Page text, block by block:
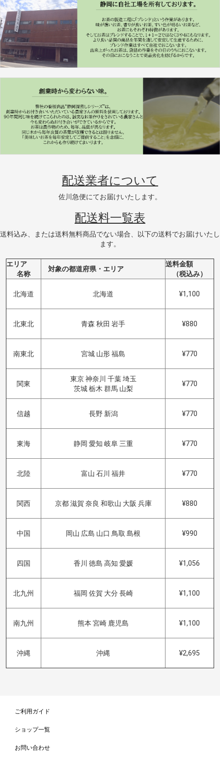
配送業者について
佐川急便にてお届けいたします。
配送料一覧表
送料込み、または送料無料商品でない場合、以下の送料でお届けいたし
ます。
エリア
名称
対象の都道府県・エリア
送料金額
（税込み）
北海道 北海道 ¥1,100
北東北 青森 秋田 岩手 ¥880
南東北 宮城 山形 福島 ¥770
関東
東京 神奈川 千葉 埼玉
茨城 栃木 群馬 山梨
¥770
信越 長野 新潟 ¥770
東海 静岡 愛知 岐阜 三重 ¥770
北陸 富山 石川 福井 ¥770
関西 京都 滋賀 奈良 和歌山 大阪 兵庫 ¥880
中国 岡山 広島 山口 鳥取 島根 ¥990
四国 香川 徳島 高知 愛媛 ¥1,056
北九州 福岡 佐賀 大分 長崎 ¥1,100
南九州 熊本 宮崎 鹿児島 ¥1,100
沖縄 沖縄 ¥2,695
ご利用ガイド
ショップ一覧
お問い合わせ